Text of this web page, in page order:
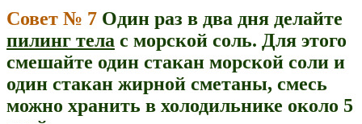
Совет № 7 Один раз в два дня делайте
пилинг тела с морской соль. Для этого
смешайте один стакан морской соли и
один стакан жирной сметаны, смесь
можно хранить в холодильнике около 5